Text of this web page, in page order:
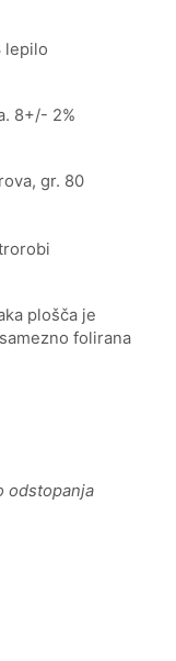
lepilo
8+/- 2%
gr. 80
plošča je
folirana
odstopanja